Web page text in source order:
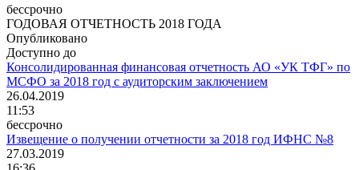
бессрочно
ГОДОВАЯ ОТЧЕТНОСТЬ 2018 ГОДА
Опубликовано
Доступно до
Консолидированная финансовая отчетность АО «УК ТФГ» по
МСФО за 2018 год с аудиторским заключением
26.04.2019
11:53
бессрочно
Извещение о получении отчетности за 2018 год ИФНС №8
27.03.2019